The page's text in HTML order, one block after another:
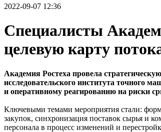
2022-09-07 12:36
Специалисты
целевую карту
Академия Ростеха провела
исследовательского института точного
и оперативному реагированию на риски
Ключевыми темами мероприятия стали:
закупок, синхронизация поставок сырья и
персонала в процесс изменений и